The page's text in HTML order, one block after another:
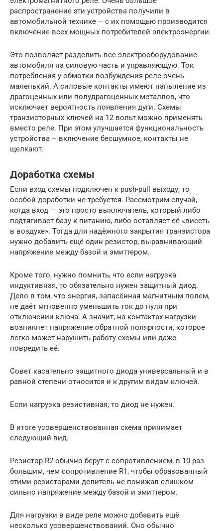
распространение эти устройства получили в
автомобильной технике – с их помощью производится
включение всех мощных потребителей электроэнергии.
Это позволяет разделить все электрооборудование
автомобиля на силовую часть и управляющую. Ток
потребления у обмотки возбуждения реле очень
маленький. А силовые контакты имеют напыление из
драгоценных или полудрагоценных металлов, что
исключает вероятность появления дуги. Схемы
транзисторных ключей на 12 вольт можно применять
вместо реле. При этом улучшается функциональность
устройства – включение бесшумное, контакты не
щелкают.
Доработка схемы
Если вход схемы подключен к push-pull выходу, то
особой доработки не требуется. Рассмотрим случай,
когда вход — это просто выключатель, который либо
подтягивает базу к питанию, либо оставляет её «висеть
в воздухе». Тогда для надёжного закрытия транзистора
нужно добавить ещё один резистор, выравнивающий
напряжение между базой и эмиттером.
Кроме того, нужно помнить, что если нагрузка
индуктивная, то обязательно нужен защитный диод.
Дело в том, что энергия, запасённая магнитным полем,
не даёт мгновенно уменьшить ток до нуля при
отключении ключа. А значит, на контактах нагрузки
возникнет напряжение обратной полярности, которое
легко может нарушить работу схемы или даже
повредить её.
Совет касательно защитного диода универсальный и в
равной степени относится и к другим видам ключей.
Если нагрузка резистивная, то диод не нужен.
В итоге усовершенствованная схема принимает
следующий вид.
Резистор R2 обычно берут с сопротивлением, в 10 раз
большим, чем сопротивление R1, чтобы образованный
этими резисторами делитель не понижал слишком
сильно напряжение между базой и эмиттером.
Для нагрузки в виде реле можно добавить ещё
несколько усовершенствований. Оно обычно